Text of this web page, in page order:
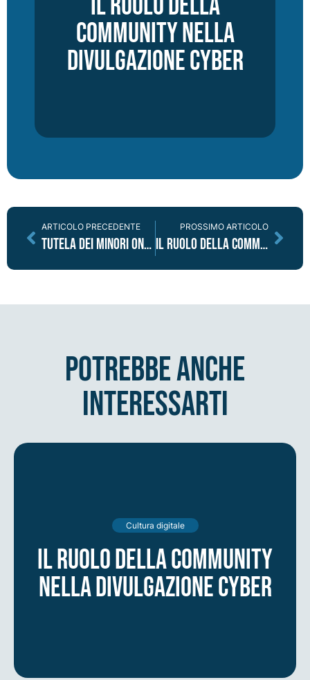
community nella
divulgazione cyber
ARTICOLO PRECEDENTE
Tutela dei minori online: Pornhub come caso di scuola?
PROSSIMO ARTICOLO
Il ruolo della community nella divulgazione cyber
potrebbe anche
interessarti
Cultura digitale
Il ruolo della community
nella divulgazione cyber